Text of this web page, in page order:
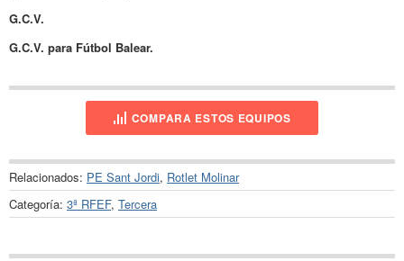
G.C.V.
G.C.V. para Fútbol Balear.
COMPARA ESTOS EQUIPOS
Relacionados: PE Sant Jordi, Rotlet Molinar
Categoría: 3ª RFEF, Tercera